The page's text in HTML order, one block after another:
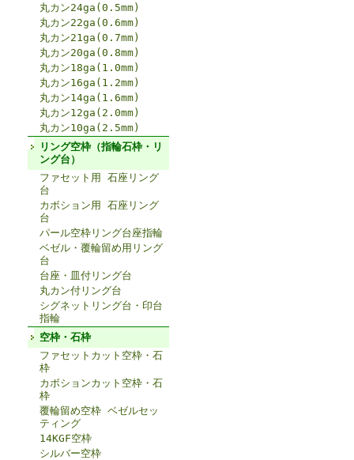
丸カン24ga(0.5mm)
丸カン22ga(0.6mm)
丸カン21ga(0.7mm)
丸カン20ga(0.8mm)
丸カン18ga(1.0mm)
丸カン16ga(1.2mm)
丸カン14ga(1.6mm)
丸カン12ga(2.0mm)
丸カン10ga(2.5mm)
リング空枠（指輪石枠・リ
ング台）
ファセット用 石座リング
台
カボション用 石座リング
台
パール空枠リング台座指輪
ベゼル・覆輪留め用リング
台
台座・皿付リング台
丸カン付リング台
シグネットリング台・印台
指輪
空枠・石枠
ファセットカット空枠・石
枠
カボションカット空枠・石
枠
覆輪留め空枠 ベゼルセッ
ティング
14KGF空枠
シルバー空枠